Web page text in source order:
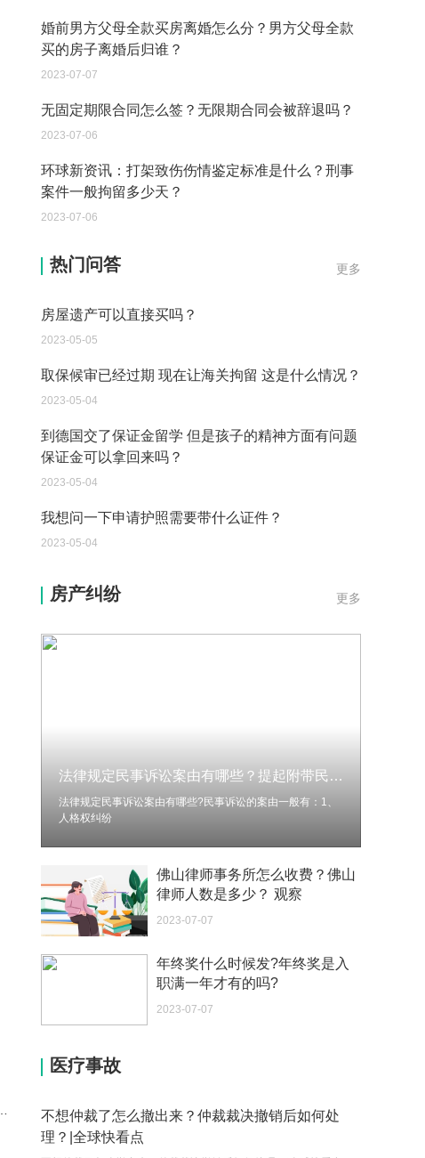
婚前男方父母全款买房离婚怎么分？男方父母全款
买的房子离婚后归谁？
2023-07-07
无固定期限合同怎么签？无限期合同会被辞退吗？
2023-07-06
环球新资讯：打架致伤伤情鉴定标准是什么？刑事
案件一般拘留多少天？
2023-07-06
更多
热门问答
房屋遗产可以直接买吗？
取保候审已经过期 现在让海关拘留 这是什么情况？
2023-05-04
到德国交了保证金留学 但是孩子的精神方面有问题
保证金可以拿回来吗？
我想问一下申请护照需要带什么证件？
2023-05-04
您好：请问从国外进口的费钢税率是多少？非常感
谢！
外国旅游签证可以在中国大使馆登记结婚吗？
2023-05-04
如何续签居住证 我的1月7日到期
关报案？
2023-05-04
2023-05-04
代理权的产生原因是什么？当我国没有外贸经营权
的企业委托外贸公司进出口贸易时，相关当事人的
2023-05-05
遗产继承必须要公证吗？
更多
房产纠纷
法律规定民事诉讼案由有哪些？提起附带民事诉讼的条件有哪些？
法律规定民事诉讼案由有哪些?民事诉讼的案由一般有：1、
人格权纠纷
佛山律师事务所怎么收费？佛山
律师人数是多少？ 观察
2023-07-07
年终奖什么时候发?年终奖是入
职满一年才有的吗?
2023-07-07
医疗事故
不想仲裁了怎么撤出来？仲裁裁决撤销后如何处
理？|全球快看点